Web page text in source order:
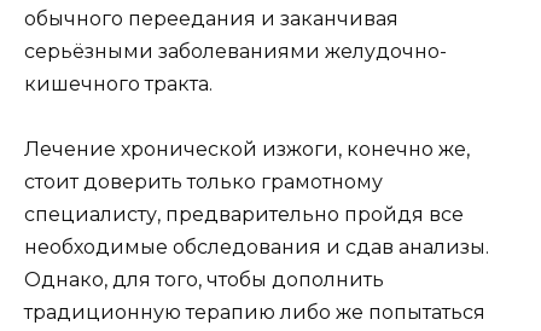
обычного переедания и заканчивая
серьёзными заболеваниями желудочно-
кишечного тракта.
Лечение хронической изжоги, конечно же,
стоит доверить только грамотному
специалисту, предварительно пройдя все
необходимые обследования и сдав анализы.
Однако, для того, чтобы дополнить
традиционную терапию либо же попытаться